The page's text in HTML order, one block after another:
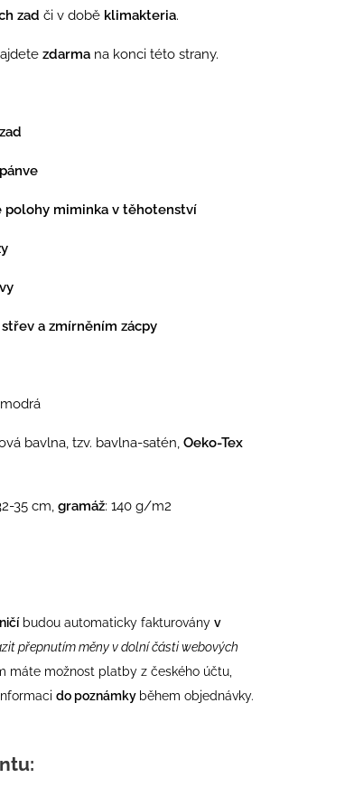
zad či v době klimakteria.
zdarma na konci této strany.
polohy miminka v těhotenství
a zmírněním zácpy
bavlna, tzv. bavlna-satén, Oeko-Tex
35 cm, gramáž: 140 g/m2
budou automaticky fakturovány v
přepnutím měny v dolní části webových
máte možnost platby z českého účtu,
do poznámky během objednávky.